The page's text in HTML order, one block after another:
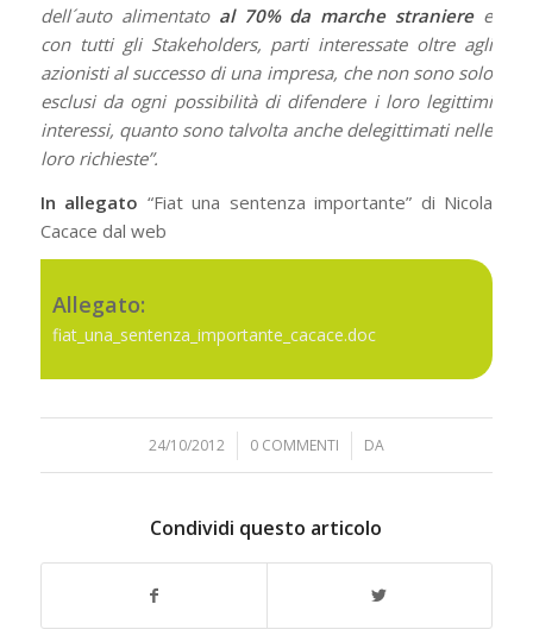
dell´auto alimentato al 70% da marche stranieree
con tutti gli Stakeholders, parti interessate oltre agli
azionisti al successo di una impresa, che non sono solo
esclusi da ogni possibilità di difendere i loro legittimi
interessi, quanto sono talvolta anche delegittimati nelle
loro richieste”.
In allegato “Fiat una sentenza importante” di Nicola
Cacace dal web
Allegato:
fiat_una_sentenza_importante_cacace.doc
24/10/2012
/ 0 COMMENTI
/ DA
Condividi questo articolo